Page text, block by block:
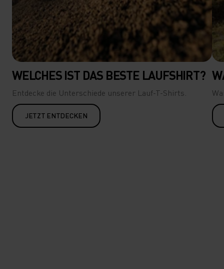
WELCHES IST DAS BESTE LAUFSHIRT?
Entdecke die Unterschiede unserer Lauf-T-Shirts.
JETZT ENTDECKEN